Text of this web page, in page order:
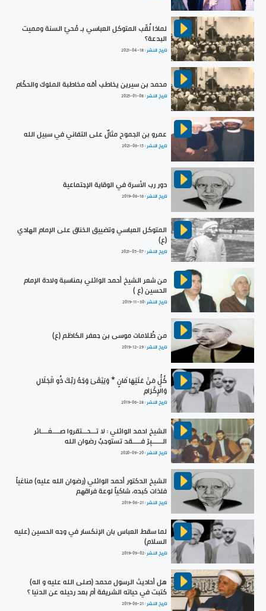
لماذا لُقّب المتوكل العباسي بـ مُحيّ السنة ومميت
البدعة؟
تاريخ النشر :2021-04-18
محمد بن سيرين يخاطب أمّه مخاطبة الملوك والحكّام
تاريخ النشر :2025-01-08
عمرو بن الجموح مثالٌ على التفاني في سبيل الله
تاريخ النشر :2021-06-15
دور رب الأسرة في الوقاية الإجتماعية
تاريخ النشر :2019-06-16
المتوكل العباسي وتضييق الخناق على الإمام الهادي
(ع)
تاريخ النشر :2021-05-07
من شعر الشيخ أحمد الوائلي بمناسبة ولادة الإمام
الحسين (ع )
تاريخ النشر :2019-11-30
من ظُلامات موسى بن جعفر الكاظم (ع)
تاريخ النشر :2019-12-29
كُلُّ مَنْ عَلَيْهَا فَانٍ * وَيَبْقَىٰ وَجْهُ رَبِّكَ ذُو الْجَلَالِ
وَالْإِكْرَامِ
تاريخ النشر :2019-06-28
الشيخ احمد الوائلي : لا تـــحـــتقروا صــــغــــائر
الــــــبِرّ فـــــقد تستوجبُ رضوان الله
تاريخ النشر :2020-09-20
الشيخ الدكتور أحمد الوائلي (رضوان الله عليه) مناغياً
فلذات كبده، شاكياً لوعة فراقهم
تاريخ النشر :2019-06-21
لما سقط العباس بان الإنكسار في وجه الحسين (عليه
السلام)
تاريخ النشر :2019-09-02
هل أحاديث الرسول محمد (صلى الله عليه و اله)
كتبت في حياته الشريفة أم بعد رحيله عن الدنيا ؟
تاريخ النشر :2019-06-21